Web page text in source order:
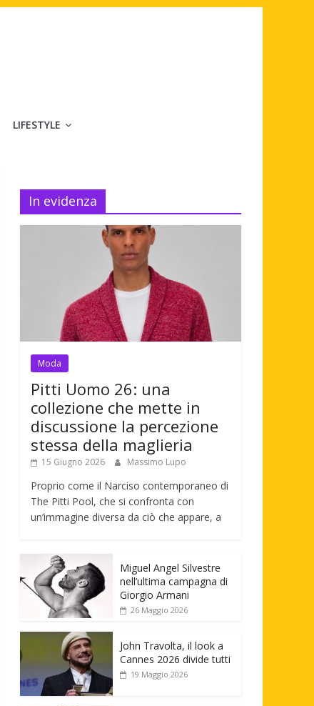
LIFESTYLE
In evidenza
Moda
Pitti Uomo 26: una
collezione che mette in
discussione la percezione
stessa della maglieria
15 Giugno 2026 Massimo Lupo
Proprio come il Narciso contemporaneo di
The Pitti Pool, che si confronta con
un’immagine diversa da ciò che appare, a
Miguel Angel Silvestre
nell’ultima campagna di
Giorgio Armani
26 Maggio 2026
John Travolta, il look a
Cannes 2026 divide tutti
19 Maggio 2026